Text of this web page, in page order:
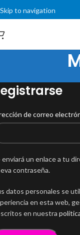
Skip to navigation
Skip to main content
de correo
enviará un enlace a tu
contraseña.
datos personales se
en esta web,
en nuestra